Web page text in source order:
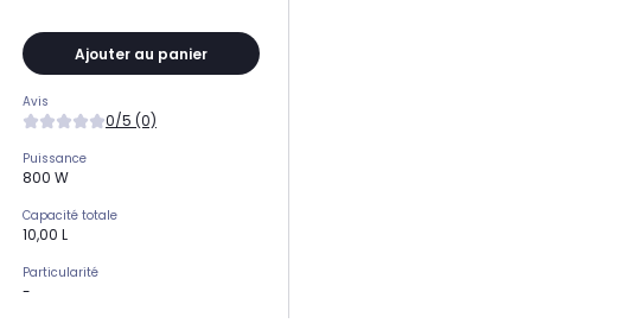
Ajouter au panier
Avis
0/5 (0)
Puissance
800 W
Capacité totale
10,00 L
Particularité
-